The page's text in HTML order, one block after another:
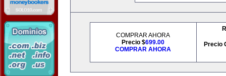
COMPRAR AHORA
Precio $699.00
COMPRAR AHORA
Precio